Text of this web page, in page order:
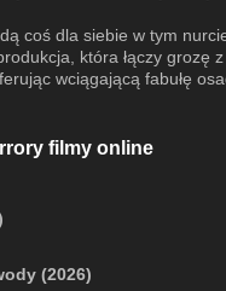
coś dla siebie w tym
która łączy grozę
wciągającą fabułę
filmy online
(2026)